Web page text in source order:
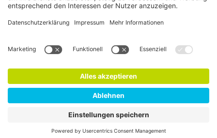
Social Links
Newsletter
Jetzt anmelden!